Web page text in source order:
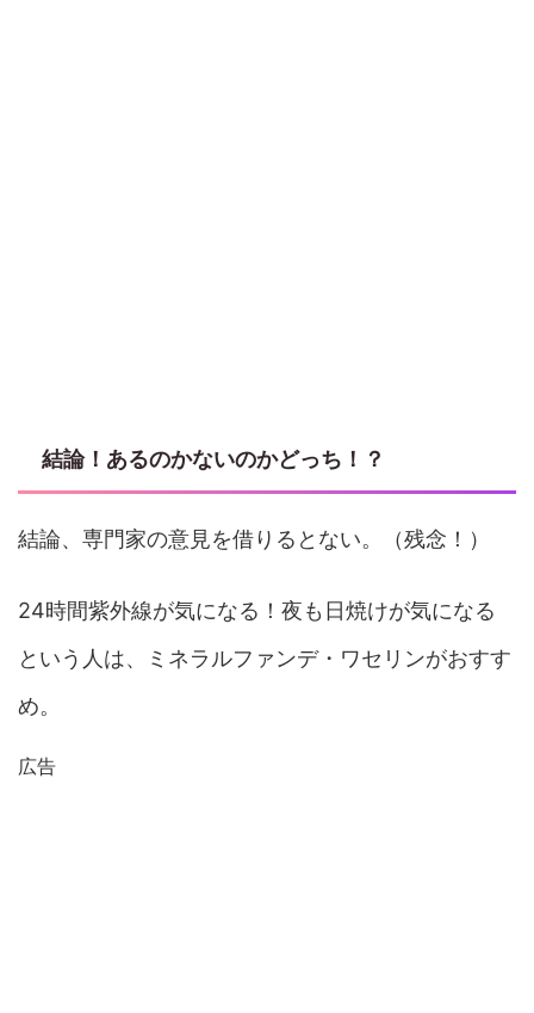
結論！あるのかないのかどっち！？
結論、専門家の意見を借りるとない。（残念！）
24時間紫外線が気になる！夜も日焼けが気になる
という人は、ミネラルファンデ・ワセリンがおすす
め。
広告